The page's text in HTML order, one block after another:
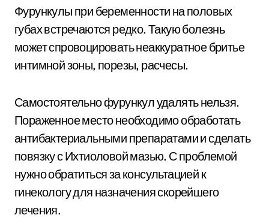
Фурункулы при беременности на половых
губах встречаются редко. Такую болезнь
может спровоцировать неаккуратное бритье
интимной зоны, порезы, расчесы.
Самостоятельно фурункул удалять нельзя.
Пораженное место необходимо обработать
антибактериальными препаратами и сделать
повязку с Ихтиоловой мазью. С проблемой
нужно обратиться за консультацией к
гинекологу для назначения скорейшего
лечения.